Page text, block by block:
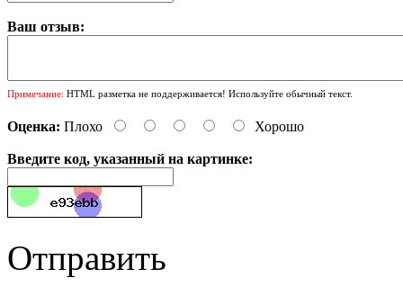
Ваш отзыв:
Примечание: HTML разметка не поддерживается! Используйте обычный текст.
Оценка: Плохо Хорошо
Введите код, указанный на картинке:
Отправить